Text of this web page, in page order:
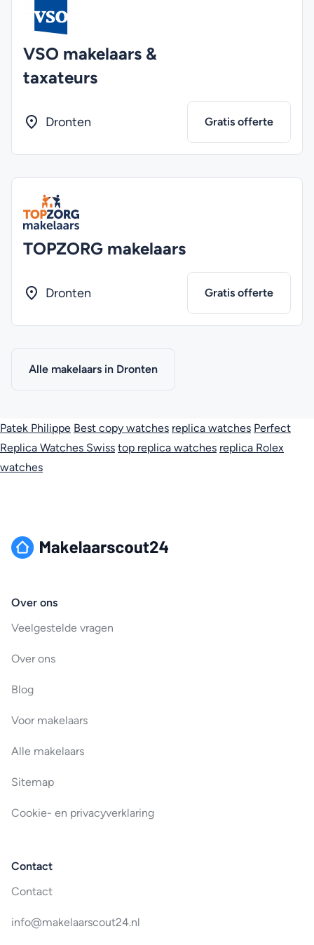
VSO makelaars &
taxateurs
Dronten Gratis offerte
TOPZORG makelaars
Dronten Gratis offerte
Alle makelaars in Dronten
Patek Philippe Best copy watches replica watches Perfect
Replica Watches Swiss top replica watches replica Rolex
watches
Over ons
Veelgestelde vragen
Over ons
Blog
Voor makelaars
Alle makelaars
Sitemap
Cookie- en privacyverklaring
Contact
Contact
info@makelaarscout24.nl